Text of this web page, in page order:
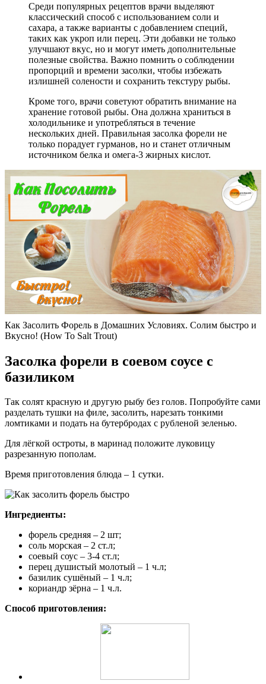
Среди популярных рецептов врачи выделяют
классический способ с использованием соли и
сахара, а также варианты с добавлением специй,
таких как укроп или перец. Эти добавки не только
улучшают вкус, но и могут иметь дополнительные
полезные свойства. Важно помнить о соблюдении
пропорций и времени засолки, чтобы избежать
излишней солености и сохранить текстуру рыбы.
Кроме того, врачи советуют обратить внимание на
хранение готовой рыбы. Она должна храниться в
холодильнике и употребляться в течение
нескольких дней. Правильная засолка форели не
только порадует гурманов, но и станет отличным
источником белка и омега-3 жирных кислот.
Как Засолить Форель в Домашних Условиях. Солим быстро и
Вкусно! (How To Salt Trout)
Засолка форели в соевом соусе с
базиликом
Так солят красную и другую рыбу без голов. Попробуйте сами
разделать тушки на филе, засолить, нарезать тонкими
ломтиками и подать на бутербродах с рубленой зеленью.
Для лёгкой остроты, в маринад положите луковицу
разрезанную пополам.
Время приготовления блюда – 1 сутки.
Ингредиенты:
форель средняя – 2 шт;
соль морская – 2 ст.л;
соевый соус – 3-4 ст.л;
перец душистый молотый – 1 ч.л;
базилик сушёный – 1 ч.л;
кориандр зёрна – 1 ч.л.
Способ приготовления: